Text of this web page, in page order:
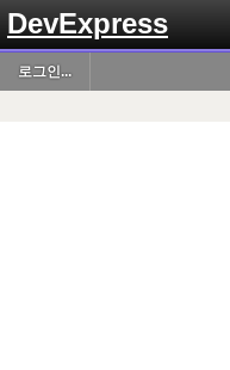
DevExpress
로그인...